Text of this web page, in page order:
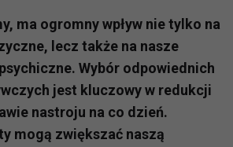
ma ogromny wpływ nie tylko na
lecz także na nasze
Wybór odpowiednich
jest kluczowy w redukcji
nastroju na co dzień.
mogą zwiększać naszą